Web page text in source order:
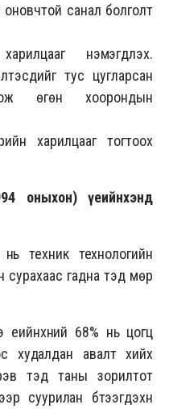
оновчтой санал болголт
нэмэгдүүлэх.
тус цугларсан
өгөн хоорондын
харилцааг тогтоох
оныхон) үеийнхэнд
техник технологийн
сурахаас гадна тэд мөр
68% нь цогц
худалдан авалт хийх
тэд таны зорилтот
суурилан бүтээгдэхүүн